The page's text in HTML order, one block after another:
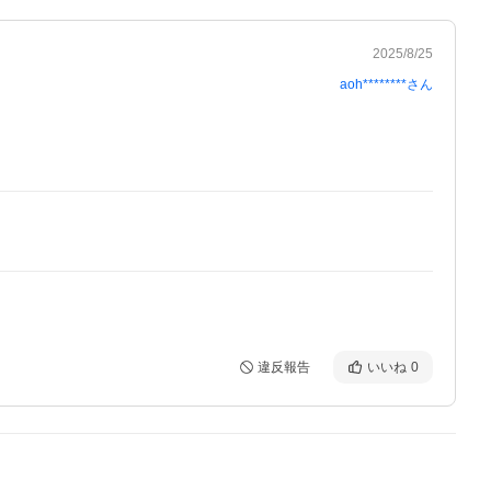
2025/8/25
aoh********さん
違反報告 いいね 0